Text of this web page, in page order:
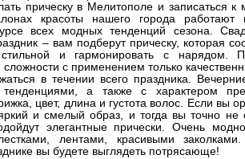
прическу в Мелитополе и записаться к
красоты нашего города работают
всех модных тенденций сезона.
– вам подберут прическу, которая
и гармонировать с нарядом.
с применением только
в течении всего праздника.
а также с характером
цвет, длина и густота волос. Если вы
и смелый образ, и тогда вы точно не
элегантные прически. Очень
лентами, красивыми
вы будете выглядеть потрясающе!